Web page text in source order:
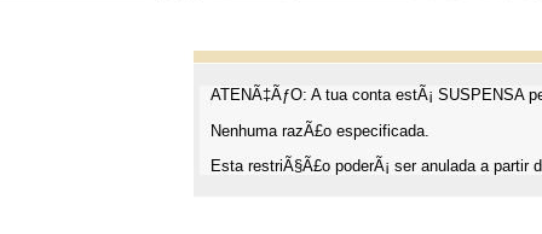
ATENÃ‡ÃƒO: A tua conta estÃ¡ SUSPENSA
Nenhuma razÃ£o especificada.
Esta restriÃ§Ã£o poderÃ¡ ser anulada a partir